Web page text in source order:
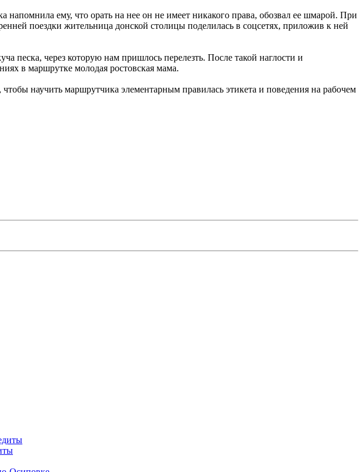
ему, что орать на нее он не имеет никакого права, обозвал ее шмарой. При
поездки жительница донской столицы поделилась в соцсетях, приложив к ней
песка, через которую нам пришлось перелезть. После такой наглости и
в маршрутке молодая ростовская мама.
научить маршрутчика элементарным правилась этикета и поведения на рабочем